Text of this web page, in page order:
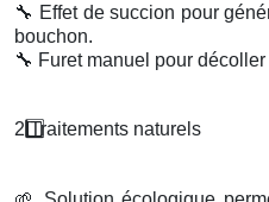
🔧 Effet de succion pour
bouchon.
🔧 Furet manuel pour
2️ Traitements naturels